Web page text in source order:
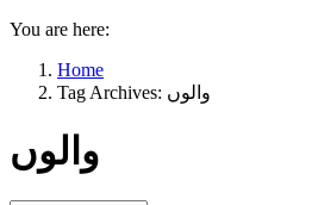
You are here:
Home
Tag Archives: والوں
والوں